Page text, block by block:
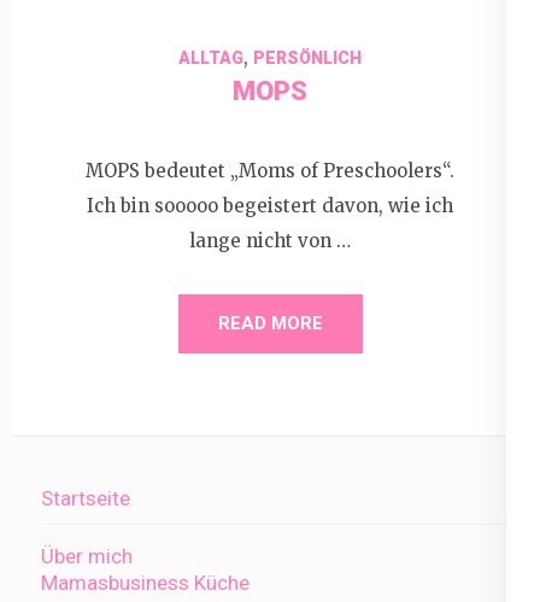
ALLTAG, PERSÖNLICH
MOPS
MOPS bedeutet „Moms of Preschoolers“.
Ich bin sooooo begeistert davon, wie ich
lange nicht von …
READ MORE
Startseite
Über mich
Mamasbusiness Küche